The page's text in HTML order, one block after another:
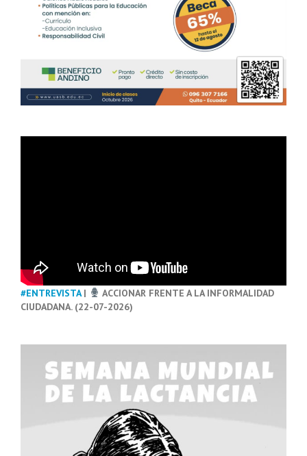
#ENTREVISTA|
ACCIONAR FRENTE A LA INFORMALIDAD
CIUDADANA. (22-07-2026)